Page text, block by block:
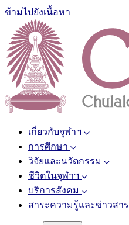
ข้ามไปยังเนื้อหา
เกี่ยวกับจุฬาฯ
การศึกษา
วิจัยและนวัตกรรม
ชีวิตในจุฬาฯ
บริการสังคม
สาระความรู้และข่าวสาร